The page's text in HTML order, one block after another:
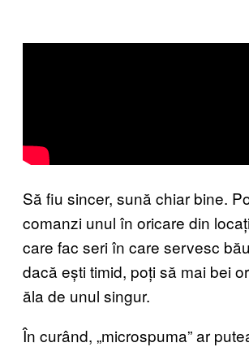
Să fiu sincer, sună chiar bine.
comanzi unul în oricare din
care fac seri în care servesc
dacă ești timid, poți să mai bei
ăla de unul singur.
În curând, „microspuma” ar